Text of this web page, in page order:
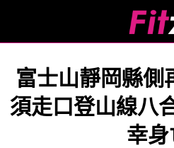
富士山靜岡縣側
須走口登山線八
幸